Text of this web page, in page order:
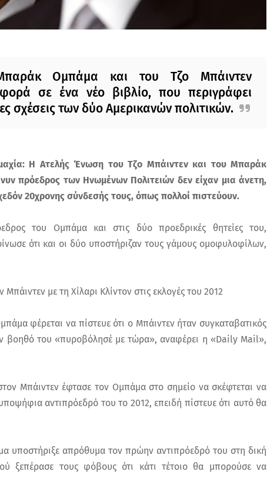
Ομπάμα και του Τζο Μπάιντεν
σε ένα νέο βιβλίο, που περιγράφει
σχέσεις των δύο Αμερικανών πολιτικών.
Η Ατελής Ένωση του Τζο Μπάιντεν και του Μπαράκ
πρόεδρος των Ηνωμένων Πολιτειών δεν είχαν μια άνετη,
20χρονης σύνδεσής τους, όπως πολλοί πιστεύουν.
του Ομπάμα και στις δύο προεδρικές θητείες του,
ότι και οι δύο υποστήριζαν τους γάμους ομοφυλοφίλων,
με τη Χίλαρι Κλίντον στις εκλογές του 2012
φέρεται να πίστευε ότι ο Μπάιντεν ήταν συγκαταβατικός
βοηθό του «πυροβόλησέ με τώρα», αναφέρει η «Daily Mail»,
Μπάιντεν έφτασε τον Ομπάμα στο σημείο να σκέφτεται να
αντιπρόεδρό του το 2012, επειδή πίστευε ότι αυτό θα
υποστήριξε απρόθυμα τον πρώην αντιπρόεδρό του στη δική
ξεπέρασε τους φόβους ότι κάτι τέτοιο θα μπορούσε να